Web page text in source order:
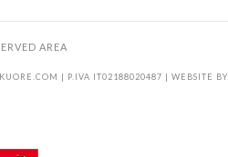
AREA
| P.IVA IT02188020487 | WEBSITE BY